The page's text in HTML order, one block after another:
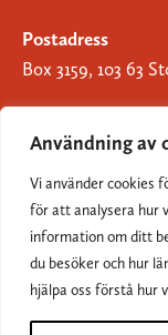
Användning av
Vi använder cookies
för att analysera hur
information om ditt
du besöker och hur
hjälpa oss förstå hur
Postadress
Box 3159, 103 63